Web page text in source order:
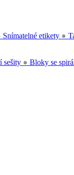
Snímatelné etikety ●
sešity ● Bloky se